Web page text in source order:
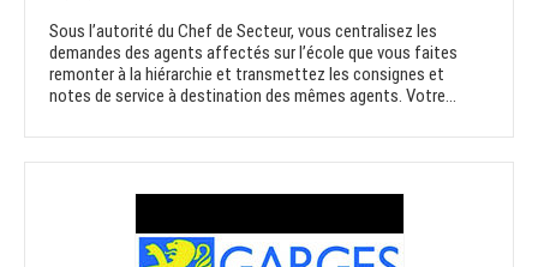
Sous l’autorité du Chef de Secteur, vous centralisez les
demandes des agents affectés sur l’école que vous faites
remonter à la hiérarchie et transmettez les consignes et
notes de service à destination des mêmes agents. Votre...